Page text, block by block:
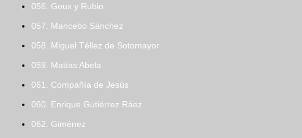
056. Goux y Rubio
057. Mancebo Sánchez
058. Miguel Téllez de Sotomayor
059. Matías Abela
061. Compañía de Jesús
060. Enrique Gutiérrez Ráez.
062. Giménez